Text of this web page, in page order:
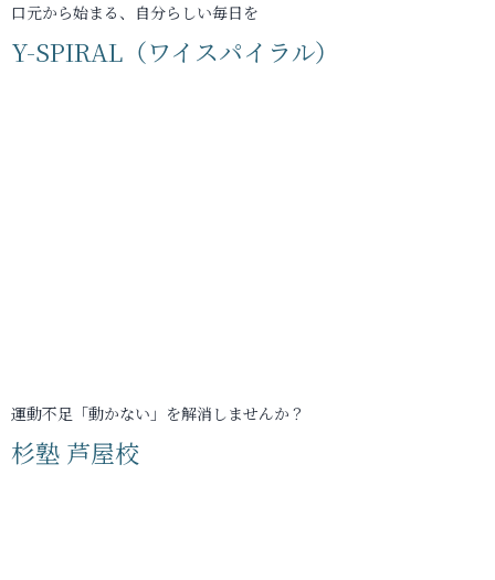
口元から始まる、自分らしい毎日を
Y-SPIRAL（ワイスパイラル）
運動不足「動かない」を解消しませんか？
杉塾 芦屋校